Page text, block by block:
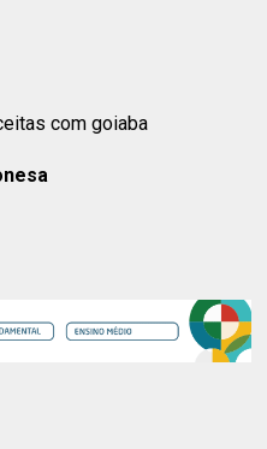
com goiaba